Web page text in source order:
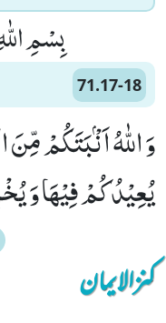
بِسْمِ
71.17-18
یُعِیْدُكُمْ فِیْهَا وَ
کنزالایمان